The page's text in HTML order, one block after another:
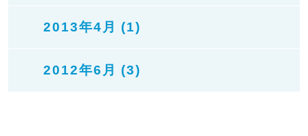
2013年4月 (1)
2012年6月 (3)